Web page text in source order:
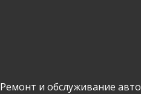
Ремонт и обслуживание авто